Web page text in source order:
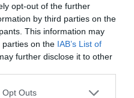
opt-out of the further
by third parties on the
This information may
parties on the IAB’s List of
further disclose it to other
Opt Outs